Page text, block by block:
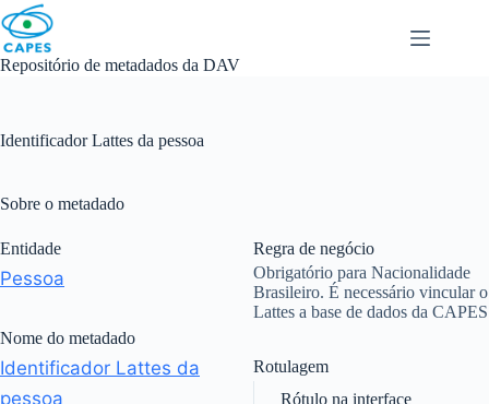
Skip
to
content
Repositório de metadados da DAV
Identificador Lattes da pessoa
Sobre o metadado
Entidade
Pessoa
Nome do metadado
Identificador Lattes da
pessoa
Regra de negócio
Obrigatório para Nacionalidade
Brasileiro. É necessário vincular o
Lattes a base de dados da CAPES
Rotulagem
Rótulo na interface